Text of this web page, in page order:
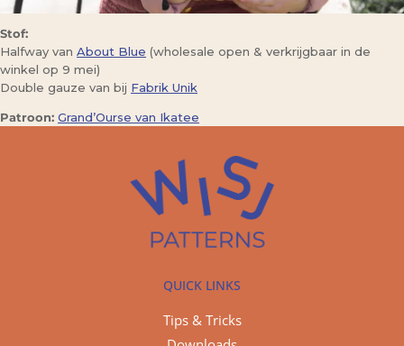
Stof:
Halfway van About Blue (wholesale open & verkrijgbaar in de
winkel op 9 mei)
Double gauze van bij Fabrik Unik
Patroon: Grand’Ourse van Ikatee
QUICK LINKS
Tips & Tricks